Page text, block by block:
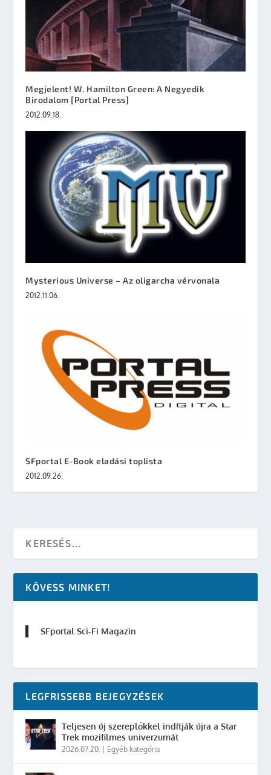
Megjelent! W. Hamilton Green: A Negyedik
Birodalom [Portal Press]
2012.09.18.
Mysterious Universe – Az oligarcha vérvonala
2012.11.06.
SFportal E-Book eladási toplista
2012.09.26.
KÖVESS MINKET!
SFportal Sci-Fi Magazin
LEGFRISSEBB BEJEGYZÉSEK
Teljesen új szereplőkkel indítják újra a Star
Trek mozifilmes univerzumát
2026.07.20. | Egyéb kategória